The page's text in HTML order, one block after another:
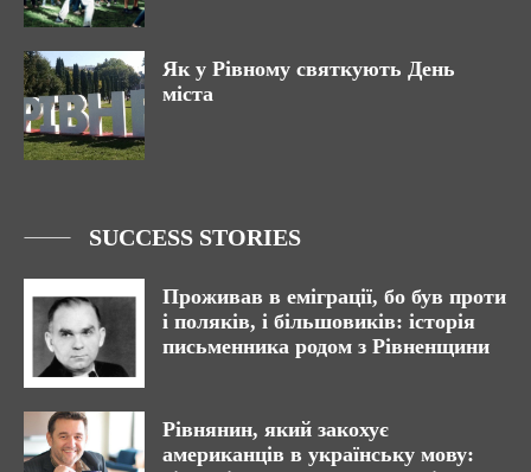
Як у Рівному святкують День
міста
SUCCESS STORIES
Проживав в еміграції, бо був проти
і поляків, і більшовиків: історія
письменника родом з Рівненщини
Рівнянин, який закохує
американців в українську мову: